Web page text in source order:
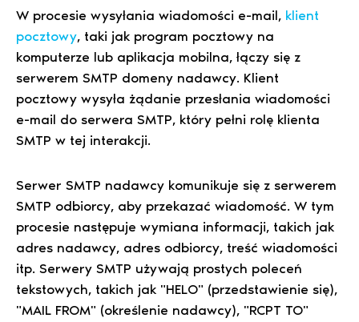
W procesie wysyłania wiadomości e-mail, klient
pocztowy, taki jak program pocztowy na
komputerze lub aplikacja mobilna, łączy się z
serwerem SMTP domeny nadawcy. Klient
pocztowy wysyła żądanie przesłania wiadomości
e-mail do serwera SMTP, który pełni rolę klienta
SMTP w tej interakcji.
Serwer SMTP nadawcy komunikuje się z serwerem
SMTP odbiorcy, aby przekazać wiadomość. W tym
procesie następuje wymiana informacji, takich jak
adres nadawcy, adres odbiorcy, treść wiadomości
itp. Serwery SMTP używają prostych poleceń
tekstowych, takich jak "HELO" (przedstawienie się),
"MAIL FROM" (określenie nadawcy), "RCPT TO"